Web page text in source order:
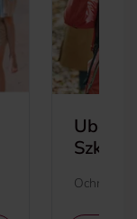
Ochrona